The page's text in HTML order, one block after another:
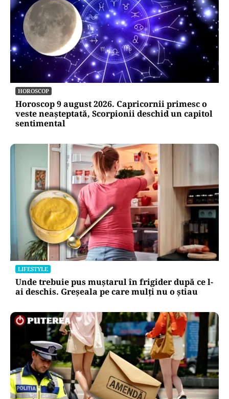
HOROSCOP
Horoscop 9 august 2026. Capricornii primesc o
veste neașteptată, Scorpionii deschid un capitol
sentimental
LIFESTYLE
Unde trebuie pus muștarul în frigider după ce l-
ai deschis. Greșeala pe care mulți nu o știau